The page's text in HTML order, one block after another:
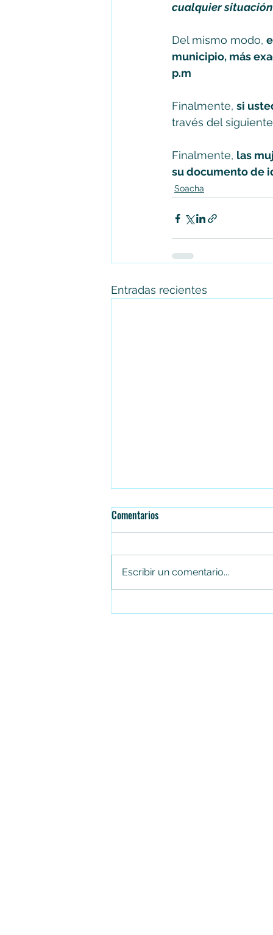
cualquier situación
Del mismo modo,
municipio, más
p.m
Finalmente, si
través del
Finalmente, las
su documento de
Soacha
Entradas recientes
Juan Carlos Arias renuncia al
Comentarios
Escribir un comentario...